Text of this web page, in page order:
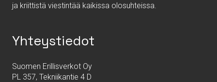
ja kriittistä viestintää kaikissa olosuhteissa.
Yhteystiedot
Suomen Erillisverkot Oy
PL 357, Tekniikantie 4 D